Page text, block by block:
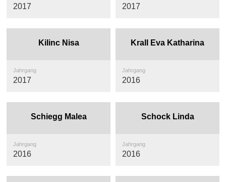
2017 2017
Kilinc Nisa
Jahrgang
2017
Krall Eva Katharina
Jahrgang
2016
Schiegg Malea
Jahrgang
2016
Schock Linda
Jahrgang
2016